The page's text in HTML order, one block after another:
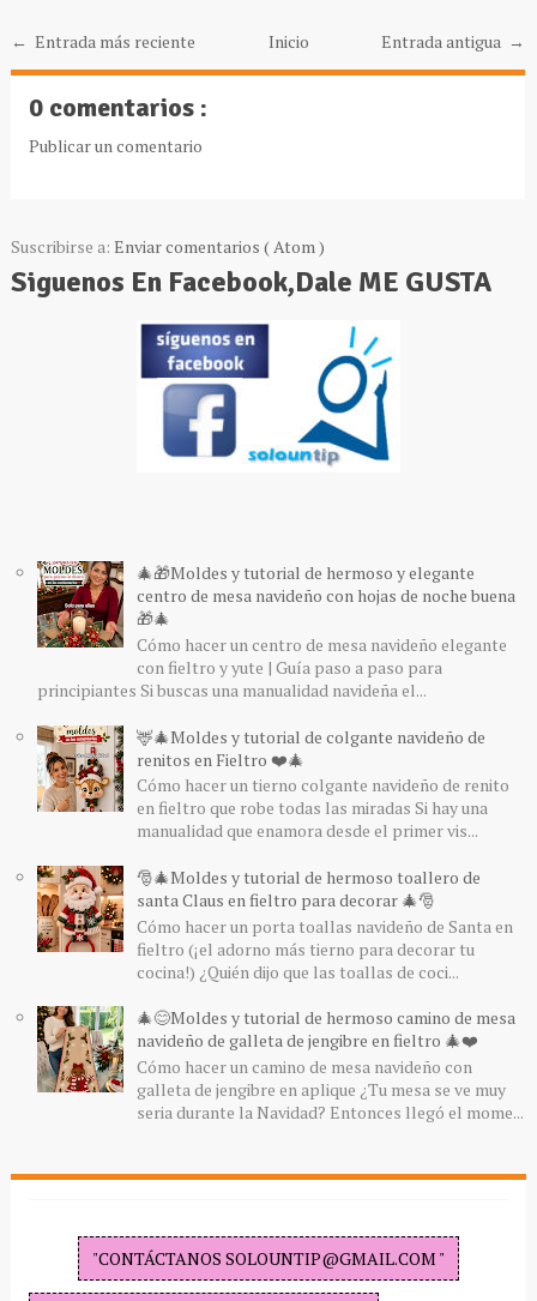
← Entrada más reciente Entrada antigua →
Inicio
0 comentarios :
Publicar un comentario
Suscribirse a: Enviar comentarios ( Atom )
Siguenos En Facebook,Dale ME GUSTA
🎄🎁Moldes y tutorial de hermoso y elegante
centro de mesa navideño con hojas de noche buena
🎁🎄
Cómo hacer un centro de mesa navideño elegante
con fieltro y yute | Guía paso a paso para
principiantes Si buscas una manualidad navideña el...
🦌🎄Moldes y tutorial de colgante navideño de
renitos en Fieltro ❤️🎄
Cómo hacer un tierno colgante navideño de renito
en fieltro que robe todas las miradas Si hay una
manualidad que enamora desde el primer vis...
🎅🎄Moldes y tutorial de hermoso toallero de
santa Claus en fieltro para decorar 🎄🎅
Cómo hacer un porta toallas navideño de Santa en
fieltro (¡el adorno más tierno para decorar tu
cocina!) ¿Quién dijo que las toallas de coci...
🎄😊Moldes y tutorial de hermoso camino de mesa
navideño de galleta de jengibre en fieltro 🎄❤️
Cómo hacer un camino de mesa navideño con
galleta de jengibre en aplique ¿Tu mesa se ve muy
seria durante la Navidad? Entonces llegó el mome...
"CONTÁCTANOS SOLOUNTIP@GMAIL.COM "